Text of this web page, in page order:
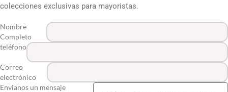
colecciones exclusivas para mayoristas.
Nombre
Completo
teléfono
Correo
electrónico
Envianos un mensaje